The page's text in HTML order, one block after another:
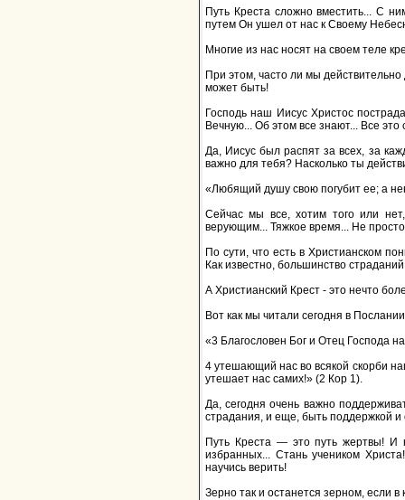
Путь Креста сложно вместить... С
путем Он ушел от нас к Своему
Многие из нас носят на своем теле
При этом, часто ли мы
может быть!
Господь наш Иисус Христос
Вечную... Об этом все знают... Все
Да, Иисус был распят за всех, за
важно для тебя? Насколько ты
«Любящий душу свою погубит ее; а
Сейчас мы все, хотим того или
верующим... Тяжкое время... Не
По сути, что есть в Христианском
Как известно, большинство
А Христианский Крест - это нечто
Вот как мы читали сегодня в
«3 Благословен Бог и Отец Господа
4 утешающий нас во всякой скорби
утешает нас самих!» (2 Кор 1).
Да, сегодня очень важно
страдания, и еще, быть поддержкой и
Путь Креста — это путь жертвы! И
избранных... Стань учеником
научись верить!
Зерно так и останется зерном, если